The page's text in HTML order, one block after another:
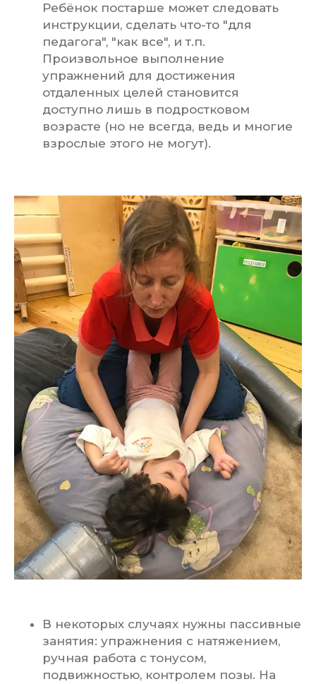
Ребёнок постарше может следовать
инструкции, сделать что-то "для
педагога", "как все", и т.п.
Произвольное выполнение
упражнений для достижения
отдаленных целей становится
доступно лишь в подростковом
возрасте (но не всегда, ведь и многие
взрослые этого не могут).
В некоторых случаях нужны пассивные
занятия: упражнения с натяжением,
ручная работа с тонусом,
подвижностью, контролем позы. На